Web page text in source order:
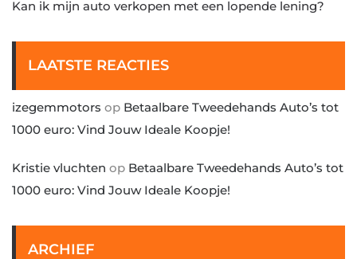
Kan ik mijn auto verkopen met een lopende lening?
LAATSTE REACTIES
izegemmotors op Betaalbare Tweedehands Auto’s tot
1000 euro: Vind Jouw Ideale Koopje!
Kristie vluchten op Betaalbare Tweedehands Auto’s tot
1000 euro: Vind Jouw Ideale Koopje!
ARCHIEF